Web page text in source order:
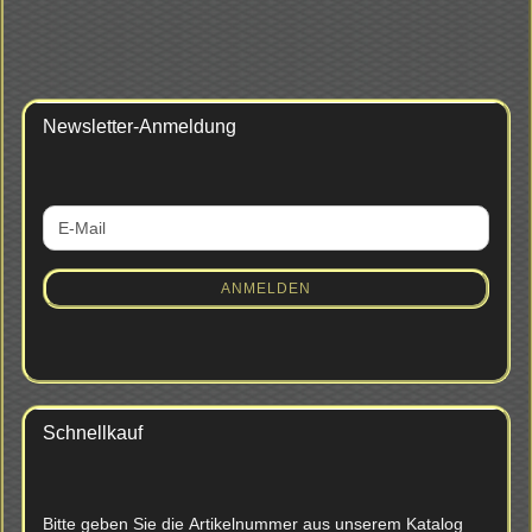
Newsletter-Anmeldung
WEITER
ZUR
ANMELDUNG
E-
Mail
ANMELDEN
Schnellkauf
BITTE
Bitte geben Sie die Artikelnummer aus unserem Katalog